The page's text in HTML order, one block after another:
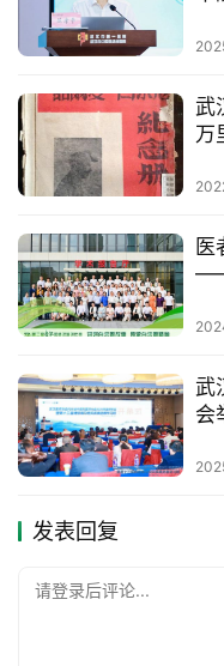
武
万
医
武
会
发表回复
请登录后评论...